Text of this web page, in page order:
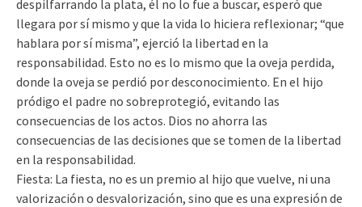
despilfarrando la plata, él no lo fue a buscar, esperó que
llegara por sí mismo y que la vida lo hiciera reflexionar; “que
hablara por sí misma”, ejerció la libertad en la
responsabilidad. Esto no es lo mismo que la oveja perdida,
donde la oveja se perdió por desconocimiento. En el hijo
pródigo el padre no sobreprotegió, evitando las
consecuencias de los actos. Dios no ahorra las
consecuencias de las decisiones que se tomen de la libertad
en la responsabilidad.
Fiesta: La fiesta, no es un premio al hijo que vuelve, ni una
valorización o desvalorización, sino que es una expresión de